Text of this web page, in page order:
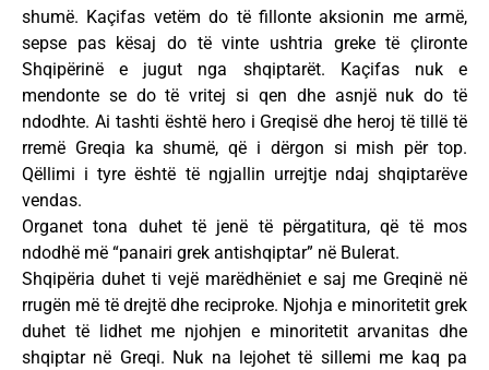
shumë. Kaçifas vetëm do të fillonte aksionin me armë,
sepse pas kësaj do të vinte ushtria greke të çlironte
Shqipërinë e jugut nga shqiptarët. Kaçifas nuk e
mendonte se do të vritej si qen dhe asnjë nuk do të
ndodhte. Ai tashti është hero i Greqisë dhe heroj të tillë të
rremë Greqia ka shumë, që i dërgon si mish për top.
Qëllimi i tyre është të ngjallin urrejtje ndaj shqiptarëve
vendas.
Organet tona duhet të jenë të përgatitura, që të mos
ndodhë më “panairi grek antishqiptar” në Bulerat.
Shqipëria duhet ti vejë marëdhëniet e saj me Greqinë në
rrugën më të drejtë dhe reciproke. Njohja e minoritetit grek
duhet të lidhet me njohjen e minoritetit arvanitas dhe
shqiptar në Greqi. Nuk na lejohet të sillemi me kaq pa